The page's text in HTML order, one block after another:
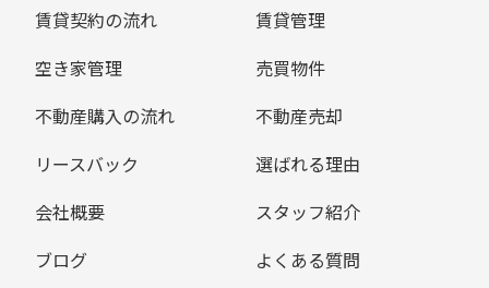
賃貸契約の流れ
賃貸管理
空き家管理
売買物件
不動産購入の流れ
不動産売却
リースバック
選ばれる理由
会社概要
スタッフ紹介
ブログ
よくある質問